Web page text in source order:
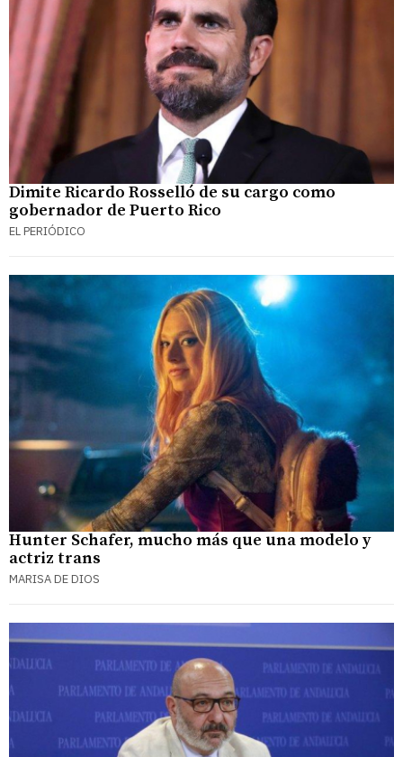
Dimite Ricardo Rosselló de su cargo como
gobernador de Puerto Rico
EL PERIÓDICO
Hunter Schafer, mucho más que una modelo y
actriz trans
MARISA DE DIOS